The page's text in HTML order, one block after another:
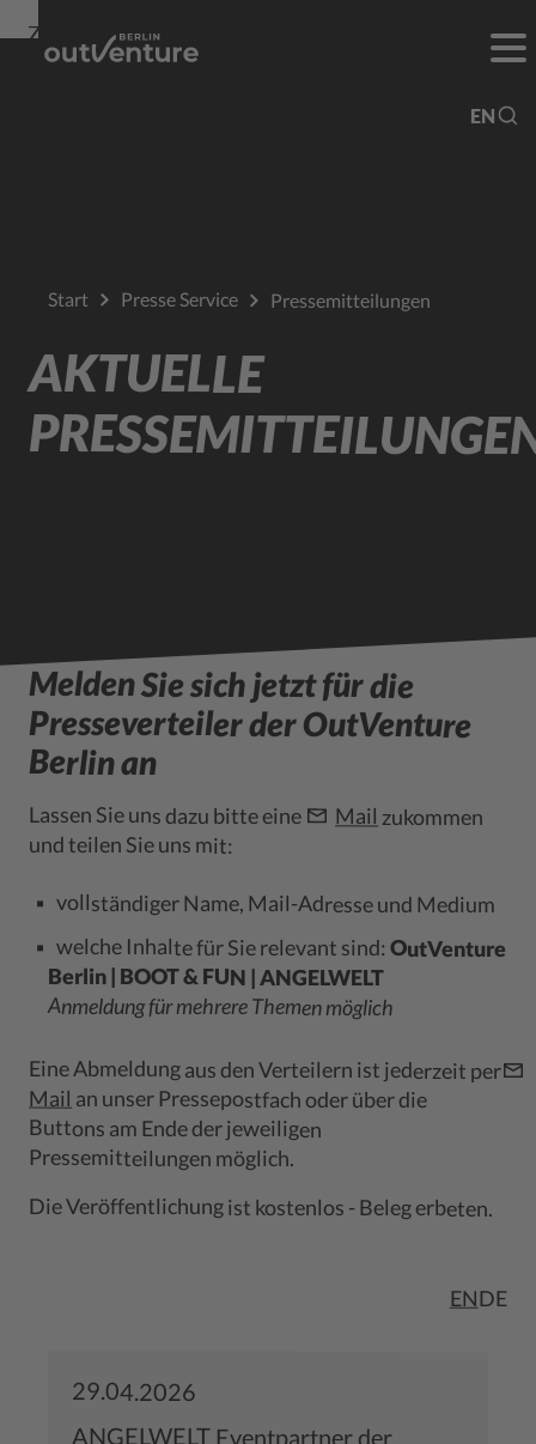
Zur
Navigation
Zur
Suche Hauptinhalt
EN
Start Presse Service Pressemitteilungen
AKTUELLE
Melden Sie sich jetzt für die
Presseverteiler der OutVenture
Berlin an
Lassen Sie uns dazu bitte eine Mail zukommen
und teilen Sie uns mit:
vollständiger Name, Mail-Adresse und Medium
welche Inhalte für Sie relevant sind:OutVenture
Berlin | BOOT & FUN | ANGELWELT
Anmeldung für mehrere Themen möglich
Eine Abmeldung aus den Verteilern ist jederzeit per
Mail an unser Pressepostfach oder über die
Buttons am Ende der jeweiligen
Pressemitteilungen möglich.
Die Veröffentlichung ist kostenlos - Beleg erbeten.
ENDE
29.04.2026
ANGELWELT Eventpartner der